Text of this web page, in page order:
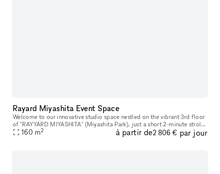
Rayard Miyashita Event Space
Welcome to our innovative studio space nestled on the vibrant 3rd floor
of "RAYYARD MIYASHITA" (Miyashita Park), just a short 2-minute stroll
from Shibuya Station. Please note that inquiries via ema
160 m2 à partir de2 806 € par jour